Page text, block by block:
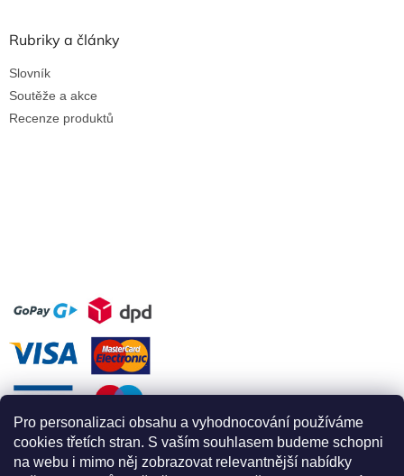
Pro personalizaci obsahu a vyhodnocování používáme
cookies třetích stran. S vaším souhlasem budeme schopni
na webu i mimo něj zobrazovat relevantnější nabídky
Rubriky a články
Slovník
Soutěže a akce
Recenze produktů